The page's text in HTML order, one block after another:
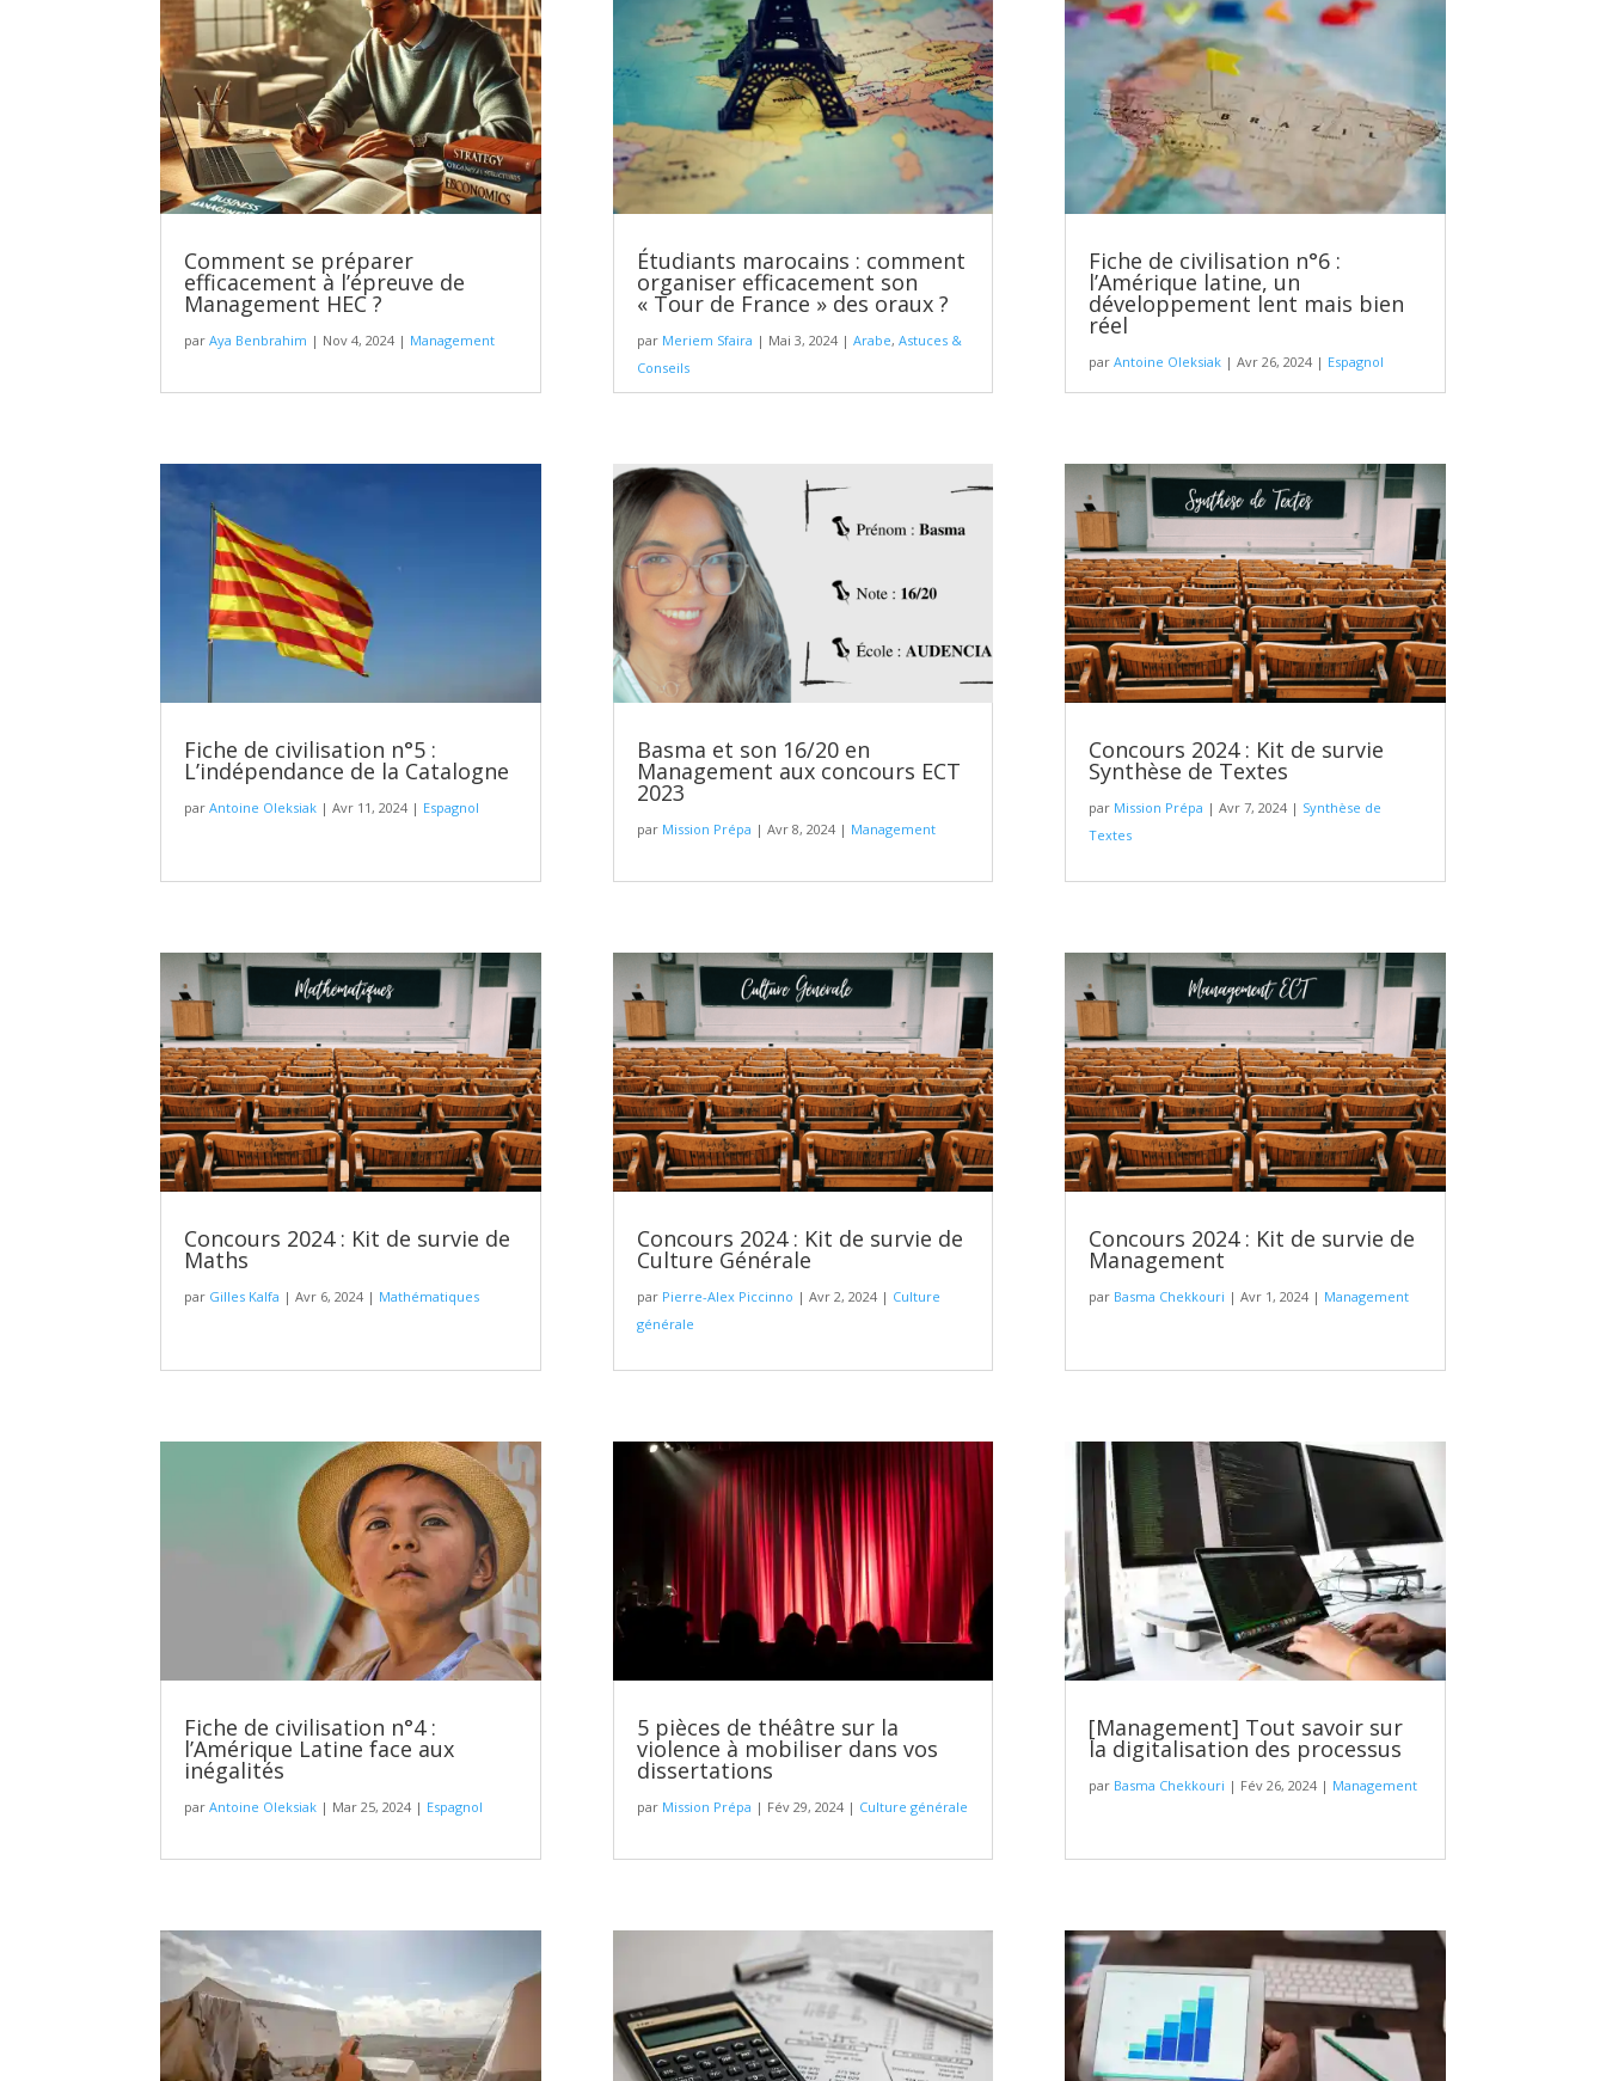
Comment se préparer
efficacement à l’épreuve de
Management HEC ?
parAya Benbrahim | Nov 4, 2024 | Management
Fiche de civilisation n°5 :
L’indépendance de la Catalogne
parAntoine Oleksiak |Avr 11, 2024 | Espagnol
Concours 2024 : Kit de survie de
Maths
par Gilles Kalfa |Avr 6, 2024 | Mathématiques
Fiche de civilisation n°4 :
l’Amérique Latine face aux
inégalités
parAntoine Oleksiak | Mar 25, 2024 | Espagnol
Étudiants marocains : comment
organiser efficacement son
« Tour de France » des oraux ?
par Meriem Sfaira | Mai 3, 2024| Arabe, Astuces &
Conseils
Basma et son 16/20 en
Management aux concours ECT
2023
par Mission Prépa | Avr 8, 2024| Management
Concours 2024 : Kit de survie de
Culture Générale
par Pierre-Alex Piccinno | Avr 2, 2024| Culture
générale
5 pièces de théâtre sur la
violence à mobiliser dans vos
dissertations
par Mission Prépa | Fév 29, 2024| Culture générale
Fiche de civilisation n°6 :
l’Amérique latine, un
développement lent mais bien
réel
par Antoine Oleksiak| Avr 26, 2024| Espagnol
Concours 2024 : Kit de survie
Synthèse de Textes
par Mission Prépa | Avr 7, 2024| Synthèse de
Textes
Concours 2024 : Kit de survie de
Management
par Basma Chekkouri | Avr 1, 2024| Management
[Management] Tout savoir sur
la digitalisation des processus
par Basma Chekkouri | Fév 26, 2024| Management